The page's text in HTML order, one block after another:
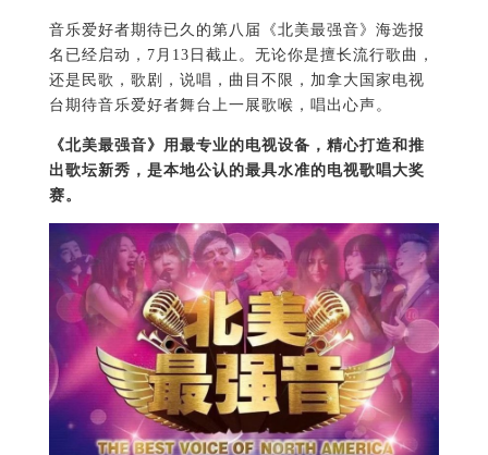
音乐爱好者期待已久的第八届《北美最强音》海选报
名已经启动，7月13日截止。无论你是擅长流行歌曲，
还是民歌，歌剧，说唱，曲目不限，加拿大国家电视
台期待音乐爱好者舞台上一展歌喉，唱出心声。
《北美最强音》用最专业的电视设备，精心打造和推
出歌坛新秀，是本地公认的最具水准的电视歌唱大奖
赛。